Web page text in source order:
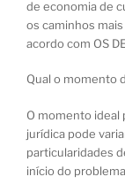
de economia de
os caminhos
acordo com OS
Qual o momento
O momento ideal
jurídica pode
particularidades
início do